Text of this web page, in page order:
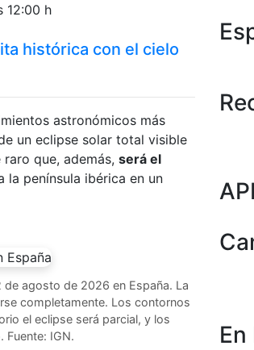
12:00 h
histórica con el cielo
astronómicos más
un eclipse solar total visible
que, además, será el
la península ibérica en un
de agosto de 2026 en España. La
completamente. Los contornos
el eclipse será parcial, y los
Fuente: IGN.